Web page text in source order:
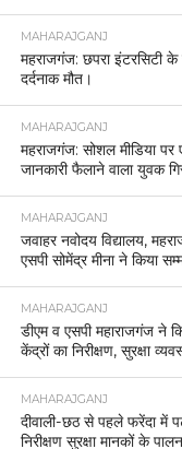
MAHARAJGANJ
महराजगंज: छपरा इंटरसिटी
दर्दनाक मौत।
MAHARAJGANJ
महराजगंज: सोशल मीडिया
जानकारी फैलाने वाला युवक
MAHARAJGANJ
जवाहर नवोदय विद्यालय,
एसपी सोमेंद्र मीना ने किया
MAHARAJGANJ
डीएम व एसपी महाराजगंज ने
केंद्रों का निरीक्षण, सुरक्षा
MAHARAJGANJ
दीवाली-छठ से पहले फरेंदा में
निरीक्षण सुरक्षा मानकों के